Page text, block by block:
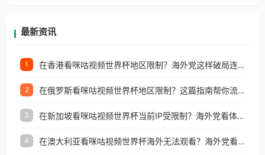
最新资讯
1 在香港看咪咕视频世界杯地区限制？海外党这样破局连看7天不卡顿！
2 在俄罗斯看咪咕视频世界杯地区限制？这篇指南帮你流畅看中文解说赛事
3 在新加坡看咪咕视频世界杯当前IP受限制？海外党看体育赛事的终极破局指南
4 在澳大利亚看咪咕视频世界杯海外无法观看？海外党看国内体育直播的终极解法